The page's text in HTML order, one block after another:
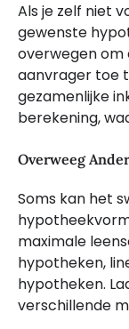
Als je zelf niet
gewenste
overwegen om
aanvrager toe
gezamenlijke
berekening,
Overweeg
Soms kan het
maximale
hypotheken,
hypotheken.
verschillende